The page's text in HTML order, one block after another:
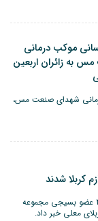
موکب درمانی
به زائران اربعین
شهدای صنعت مس،
کربلا شدند
مسئول بسیج جامعه پزشکی رفسنجان از اعزام ۴۲ عضو بسیجی مجموعه
معلی خبر داد.